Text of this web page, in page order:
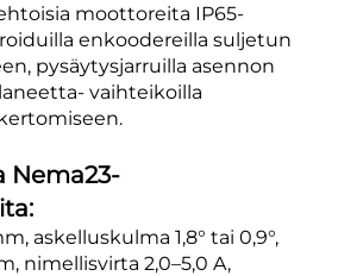
moottoreita IP65-
enkoodereilla suljetun
pysäytysjarruilla asennon
vaihteikoilla
Nema23-
askelluskulma 1,8° tai 0,9°,
nimellisvirta 2,0–5,0 A,